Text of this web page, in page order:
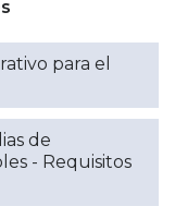
para el
de
- Requisitos